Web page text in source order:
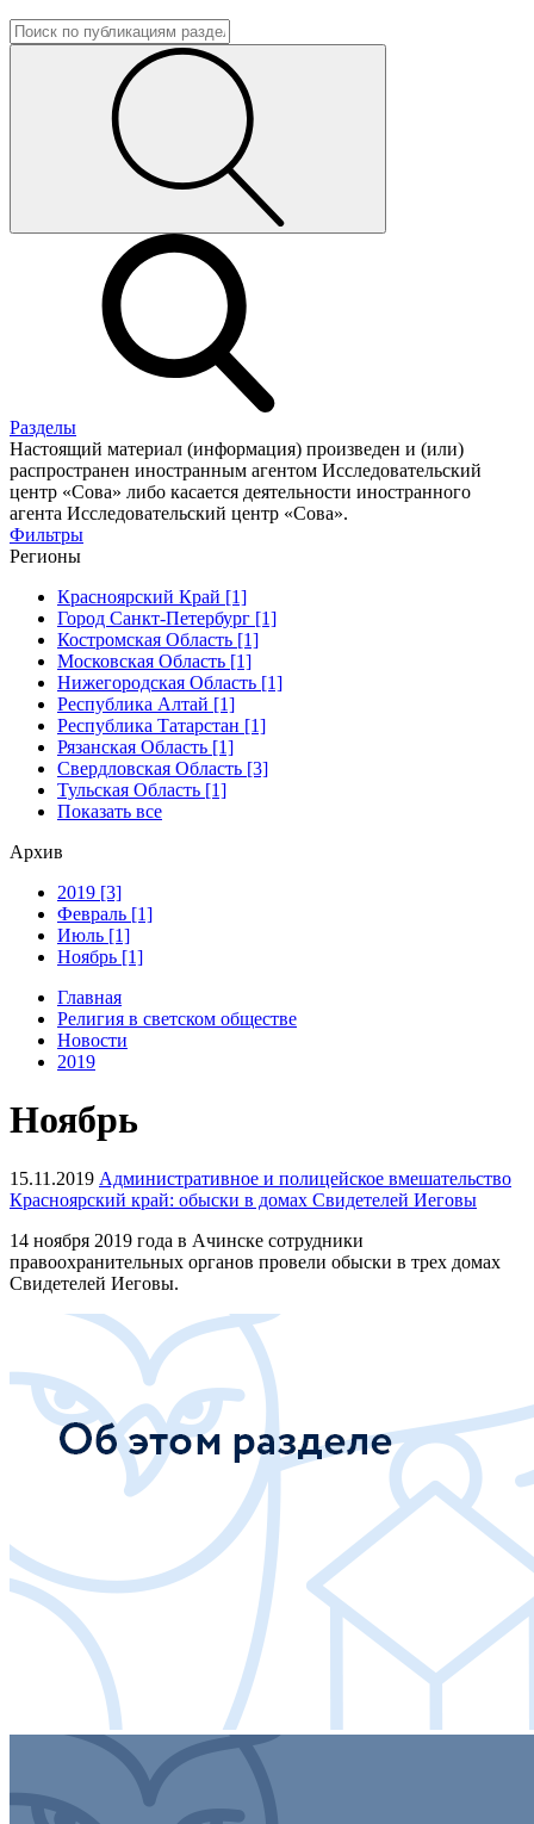
Разделы
Настоящий материал (информация) произведен и (или)
распространен иностранным агентом Исследовательский
центр «Сова» либо касается деятельности иностранного
агента Исследовательский центр «Сова».
Фильтры
Регионы
Красноярский Край [1]
Город Санкт-Петербург [1]
Костромская Область [1]
Московская Область [1]
Нижегородская Область [1]
Республика Алтай [1]
Республика Татарстан [1]
Рязанская Область [1]
Свердловская Область [3]
Тульская Область [1]
Показать все
Архив
2019 [3]
Февраль [1]
Июль [1]
Ноябрь [1]
Главная
Религия в светском обществе
Новости
2019
Ноябрь
15.11.2019 Административное и полицейское вмешательство
Красноярский край: обыски в домах Свидетелей Иеговы
14 ноября 2019 года в Ачинске сотрудники
правоохранительных органов провели обыски в трех домах
Свидетелей Иеговы.